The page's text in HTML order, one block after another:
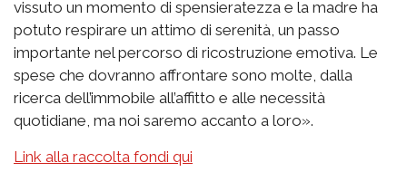
vissuto un momento di spensieratezza e la madre ha
potuto respirare un attimo di serenità, un passo
importante nel percorso di ricostruzione emotiva. Le
spese che dovranno affrontare sono molte, dalla
ricerca dell’immobile all’affitto e alle necessità
quotidiane, ma noi saremo accanto a loro».
Link alla raccolta fondi qui